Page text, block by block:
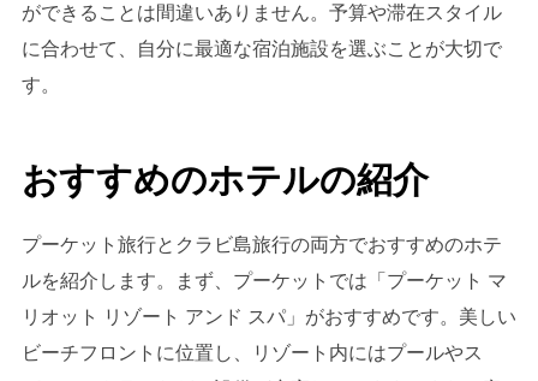
ができることは間違いありません。予算や滞在スタイル
に合わせて、自分に最適な宿泊施設を選ぶことが大切で
す。
おすすめのホテルの紹介
プーケット旅行とクラビ島旅行の両方でおすすめのホテ
ルを紹介します。まず、プーケットでは「プーケット マ
リオット リゾート アンド スパ」がおすすめです。美しい
ビーチフロントに位置し、リゾート内にはプールやス